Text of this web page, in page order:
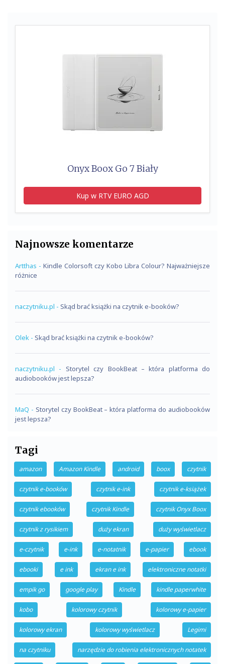
Onyx Boox Go 7 Biały
Kup w RTV EURO AGD
Najnowsze komentarze
Artthas - Kindle Colorsoft czy Kobo Libra Colour? Najważniejsze
różnice
naczytniku.pl - Skąd brać książki na czytnik e-booków?
Olek - Skąd brać książki na czytnik e-booków?
naczytniku.pl - Storytel czy BookBeat – która platforma do
audiobooków jest lepsza?
MaQ - Storytel czy BookBeat – która platforma do audiobooków
jest lepsza?
Tagi
amazon Amazon Kindle android boox czytnik
czytnik e-booków czytnik e-ink czytnik e-książek
czytnik ebooków czytnik Kindle czytnik Onyx Boox
czytnik z rysikiem duży ekran duży wyświetlacz
e-czytnik e-ink e-notatnik e-papier ebook
ebooki e ink ekran e ink elektroniczne notatki
empik go google play Kindle kindle paperwhite
kobo kolorowy czytnik kolorowy e-papier
kolorowy ekran kolorowy wyświetlacz Legimi
na czytniku narzędzie do robienia elektronicznych notatek